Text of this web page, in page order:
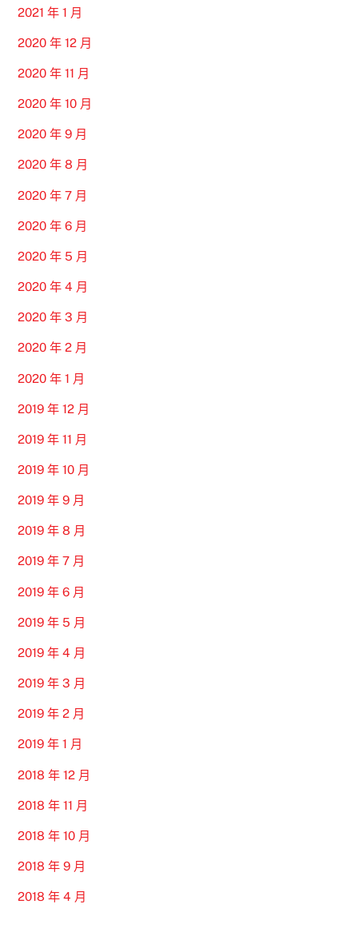
2021 年 1 月
2020 年 12 月
2020 年 11 月
2020 年 10 月
2020 年 9 月
2020 年 8 月
2020 年 7 月
2020 年 6 月
2020 年 5 月
2020 年 4 月
2020 年 3 月
2020 年 2 月
2020 年 1 月
2019 年 12 月
2019 年 11 月
2019 年 10 月
2019 年 9 月
2019 年 8 月
2019 年 7 月
2019 年 6 月
2019 年 5 月
2019 年 4 月
2019 年 3 月
2019 年 2 月
2019 年 1 月
2018 年 12 月
2018 年 11 月
2018 年 10 月
2018 年 9 月
2018 年 4 月